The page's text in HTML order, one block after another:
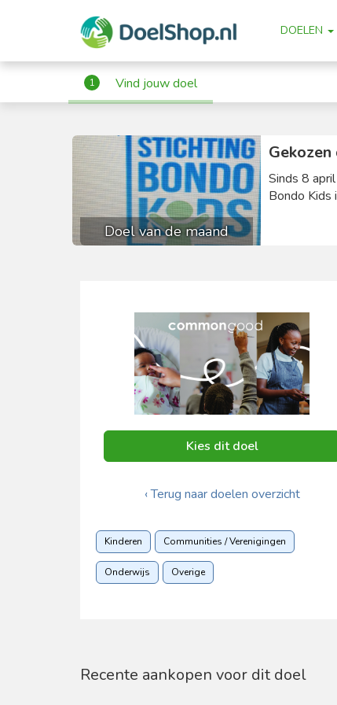
DOELEN
1 Vind jouw doel
Doel van de maand
Sinds 8
Bondo Kids
Kies dit doel
‹ Terug naar doelen overzicht
Kinderen Communities / Verenigingen
Onderwijs Overige
Recente aankopen voor dit doel